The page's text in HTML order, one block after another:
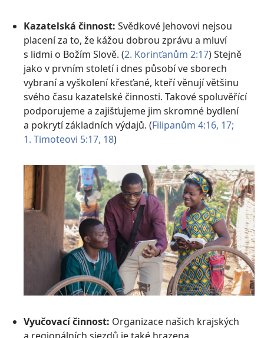
Kazatelská činnost: Svědkové Jehovovi nejsou
placení za to, že kážou dobrou zprávu a mluví
s lidmi o Božím Slově. (2. Korinťanům 2:17) Stejně
jako v prvním století i dnes působí ve sborech
vybraní a vyškolení křesťané, kteří věnují většinu
svého času kazatelské činnosti. Takové spoluvěřící
podporujeme a zajišťujeme jim skromné bydlení
a pokrytí základních výdajů. (Filipanům 4:16, 17;
1. Timoteovi 5:17, 18)
Vyučovací činnost: Organizace našich krajských